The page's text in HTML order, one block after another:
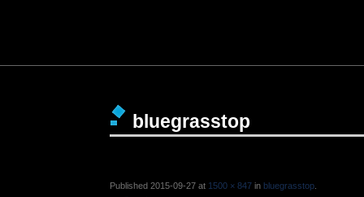
bluegrasstop
Published 2015-09-27 at 1500 × 847 in bluegrasstop